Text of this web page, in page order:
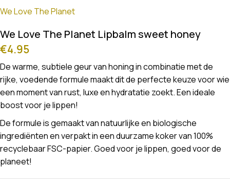
We Love The Planet
We Love The Planet Lipbalm sweet honey
€4.95
De warme, subtiele geur van honing in combinatie met de
rijke, voedende formule maakt dit de perfecte keuze voor wie
een moment van rust, luxe en hydratatie zoekt. Een ideale
boost voor je lippen!
De formule is gemaakt van natuurlijke en biologische
ingrediënten en verpakt in een duurzame koker van 100%
recyclebaar FSC-papier. Goed voor je lippen, goed voor de
planeet!